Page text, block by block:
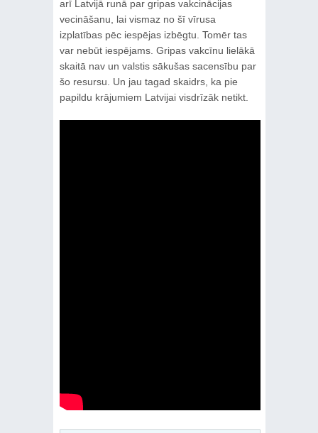
arī Latvijā runā par gripas vakcinācijas
vecināšanu, lai vismaz no šī vīrusa
izplatības pēc iespējas izbēgtu. Tomēr tas
var nebūt iespējams. Gripas vakcīnu lielākā
skaitā nav un valstis sākušas sacensību par
šo resursu. Un jau tagad skaidrs, ka pie
papildu krājumiem Latvijai visdrīzāk netikt.